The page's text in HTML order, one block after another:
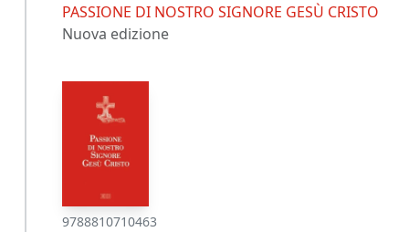
PASSIONE DI NOSTRO SIGNORE GESÙ CRISTO
Nuova edizione
9788810710463